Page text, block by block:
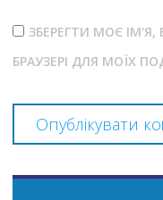
ЗБЕРЕГТИ МОЄ ІМ'Я,
БРАУЗЕРІ ДЛЯ МОЇХ